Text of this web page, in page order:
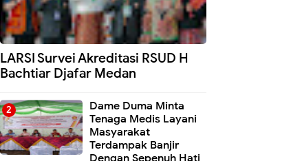
LARSI Survei Akreditasi RSUD H
Bachtiar Djafar Medan
Dame Duma Minta
Tenaga Medis Layani
Masyarakat
Terdampak Banjir
Dengan Sepenuh Hati